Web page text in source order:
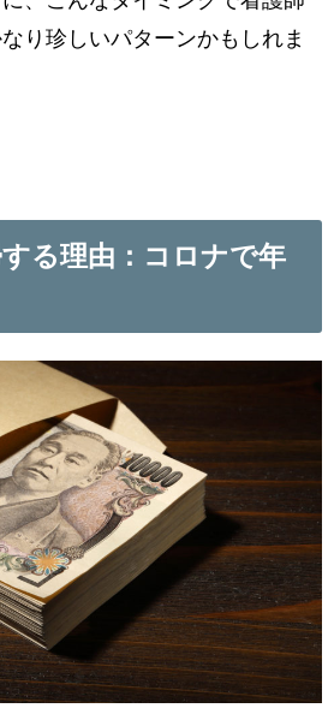
り珍しいパターンかもしれま
る理由：コロナで年